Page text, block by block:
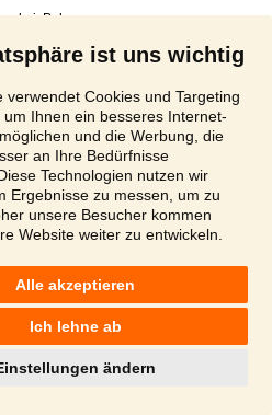
ist uns wichtig
verwendet Cookies und Targeting
um Ihnen ein besseres Internet-
und die Werbung, die
an Ihre Bedürfnisse
Technologien nutzen wir
Ergebnisse zu messen, um zu
unsere Besucher kommen
Website weiter zu entwickeln.
Alle akzeptieren
Ich lehne ab
ändern
,Polen